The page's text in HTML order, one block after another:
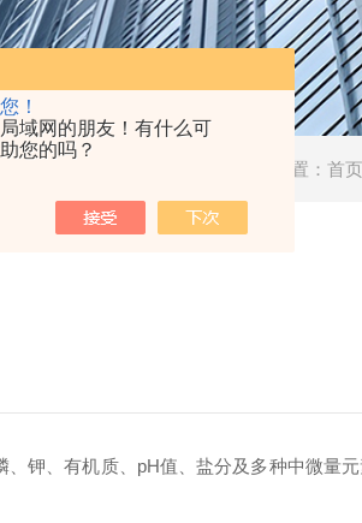
！
域网的朋友！有什么可
您的吗？
当前位置：首页
钾、有机质、pH值、盐分及多种中微量